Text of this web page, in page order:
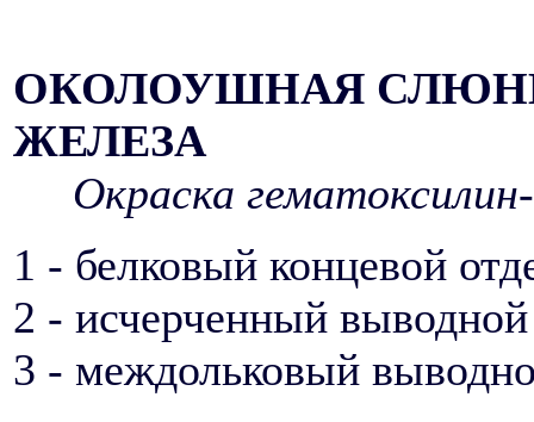
ОКОЛОУШНАЯ
ЖЕЛЕЗА
Окраска
1 - белковый концевой
2 - исчерченный
3 - междольковый